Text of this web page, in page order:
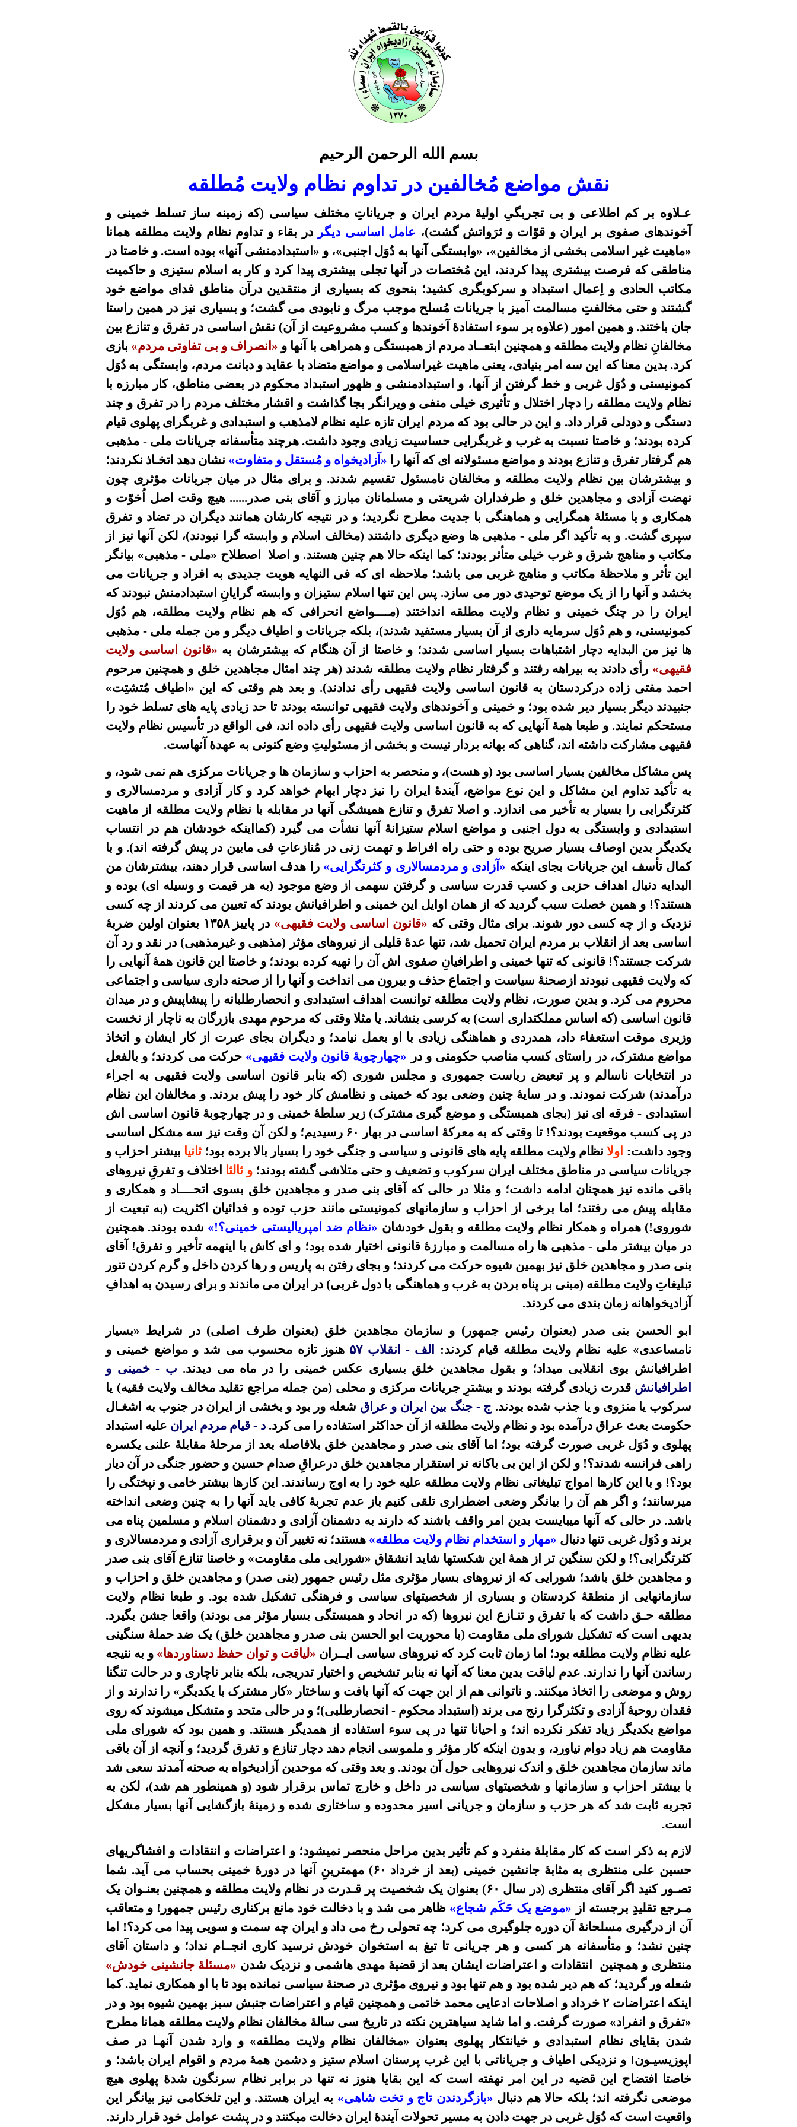
بسم الله الرحمن الرحيم
نقش مواضع مُخالفین در تداوم نظام ولایت مُطلقه
عـلاوه بر کم اطلاعی و بی تجربگیِ اولیۀ مردم ایران و جریاناتِ مختلف سیاسی (که زمینه ساز تسلط خمینی و
آخوندهای صفوی بر ایران و قوّات و ثرَواتش گشت)، عامل اساسی دیگردر بقاء و تداوم نظام ولایت مطلقه همانا
«ماهیت غیر اسلامی بخشی از مخالفین»، «وابستگی آنها به دُوَل اجنبی»، و «استبدادمنشی آنها» بوده است. و خاصتا در
مناطقی که فرصت بیشتری پیدا کردند، این مُختصات در آنها تجلی بیشتری پیدا کرد و کار به اسلام ستیزی و حاکمیت
مکاتب الحادی و اِعمال استبداد و سرکوبگری کشید؛ بنحوی که بسیاری از منتقدین درآن مناطق فدای مواضع خود
گشتند و حتی مخالفتِ مسالمت آمیز با جریانات مُسلح موجب مرگ و نابودی می گشت؛ و بسیاری نیز در همین راستا
جان باختند. و همین امور (علاوه بر سوء استفادۀ آخوندها و کسب مشروعیت از آن) نقش اساسی در تفرق و تنازع بین
مخالفانِ نظام ولایت مطلقه و همچنین ابتعــاد مردم از همبستگی و همراهی با آنها و «انصراف و بی تفاوتی مردم» بازی
کرد. بدین معنا که این سه امر بنیادی، یعنی ماهیت غیراسلامی و مواضع متضاد با عقاید و دیانت مردم، وابستگی به دُوَل
کمونیستی و دُوَل غربی و خط گرفتن از آنها، و استبدادمنشی و ظهور استبداد محکوم در بعضی مناطق، کار مبارزه با
نظام ولایت مطلقه را دچار اختلال و تأثیری خیلی منفی و ویرانگر بجا گذاشت و اقشار مختلف مردم را در تفرق و چند
دستگی و دودلی قرار داد. و این در حالی بود که مردم ایران تازه علیه نظام لامذهب و استبدادی و غربگرای پهلوی قیام
کرده بودند؛ و خاصتا نسبت به غرب و غربگرایی حساسیت زیادی وجود داشت. هرچند متأسفانه جریانات ملی - مذهبی
هم گرفتار تفرق و تنازع بودند و مواضع مسئولانه ای که آنها را «آزادیخواه و مُستقل و متفاوت» نشان دهد اتخـاذ نکردند؛
و بیشترشان بین نظام ولایت مطلقه و مخالفان نامسئول تقسیم شدند. و برای مثال در میان جریانات مؤثری چون
نهضت آزادی و مجاهدین خلق و طرفداران شریعتی و مسلمانان مبارز و آقای بنی صدر...... هیچ وقت اصل اُخوّت و
همکاری و یا مسئلۀ همگرایی و هماهنگی با جدیت مطرح نگردید؛ و در نتیجه کارشان همانند دیگران در تضاد و تفرق
سپری گشت. و به تأکید اگر ملی - مذهبی ها وضع دیگری داشتند (مخالف اسلام و وابسته گرا نبودند)، لکن آنها نیز از
مکاتب و مناهج شرق و غرب خیلی متأثر بودند؛ کما اینکه حالا هم چنین هستند. و اصلا اصطلاح «ملی - مذهبی» بیانگر
این تأثر و ملاحظۀ مکاتب و مناهج غربی می باشد؛ ملاحظه ای که فی النهایه هویت جدیدی به افراد و جریانات می
بخشد و آنها را از یک موضع توحیدی دور می سازد. پس این تنها اسلام ستیزان و وابسته گرایانِ استبدادمنش نبودند که
ایران را در چنگ خمینی و نظام ولایت مطلقه انداختند (مــــواضع انحرافی که هم نظام ولایت مطلقه، هم دُوَل
کمونیستی، و هم دُوَل سرمایه داری از آن بسیار مستفید شدند)، بلکه جریانات و اطیاف دیگر و من جمله ملی - مذهبی
ها نیز من البدایه دچار اشتباهات بسیار اساسی شدند؛ و خاصتا از آن هنگام که بیشترشان به «قانون اساسی ولایت
فقیهی» رأی دادند به بیراهه رفتند و گرفتار نظام ولایت مطلقه شدند (هر چند امثال مجاهدین خلق و همچنین مرحوم
احمد مفتی زاده درکردستان به قانون اساسی ولایت فقیهی رأی ندادند). و بعد هم وقتی که این «اطیاف مُتشتِت»
جنبیدند دیگر بسیار دیر شده بود؛ و خمینی و آخوندهای ولایت فقیهی توانسته بودند تا حد زیادی پایه های تسلط خود را
مستحکم نمایند. و طبعا همۀ آنهایی که به قانون اساسی ولایت فقیهی رأی داده اند، فی الواقع در تأسیس نظام ولایت
فقیهی مشارکت داشته اند، گناهی که بهانه بردار نیست و بخشی از مسئولیتِ وضع کنونی به عهدۀ آنهاست.
پس مشاکل مخالفین بسیار اساسی بود (و هست)، و منحصر به احزاب و سازمان ها و جریانات مرکزی هم نمی شود، و
به تأکید تداوم این مشاکل و این نوع مواضع، آیندۀ ایران را نیز دچار ابهام خواهد کرد و کار آزادی و مردمسالاری و
کثرتگرایی را بسیار به تأخیر می اندازد. و اصلا تفرق و تنازع همیشگی آنها در مقابله با نظام ولایت مطلقه از ماهیت
استبدادی و وابستگی به دول اجنبی و مواضع اسلام ستیزانۀ آنها نشأت می گیرد (کمااینکه خودشان هم در انتساب
یکدیگر بدین اوصاف بسیار صریح بوده و حتی راه افراط و تهمت زنی در مُنازعاتِ فی مابین در پیش گرفته اند). و با
کمال تأسف این جریانات بجای اینکه «آزادی و مردمسالاری و کثرتگرایی»را هدف اساسی قرار دهند، بیشترشان من
البدایه دنبال اهداف حزبی و کسب قدرت سیاسی و گرفتن سهمی از وضع موجود (به هر قیمت و وسیله ای) بوده و
هستند؟! و همین خصلت سبب گردید که از همان اوایل این خمینی و اطرافیانش بودند که تعیین می کردند از چه کسی
نزدیک و از چه کسی دور شوند. برای مثال وقتی که «قانون اساسی ولایت فقیهی» در پاييز ١٣ ۵
٨ بعنوان اولين ضربۀ
اساسى بعد از انقلاب بر مردم ایران تحمیل شد، تنها عدۀ قلیلی از نیروهای مؤثر (مذهبی و غیرمذهبی) در نقد و رد آن
شرکت جستند؟! قانونی که تنها خمینی و اطرافیانِ صفوی اش آن را تهیه کرده بودند؛ و خاصتا این قانون همۀ آنهايى را
که ولايت فقيهی نبودند ازصحنۀ سياست و اجتماع حذف و بيرون می انداخت و آنها را از صحنه دارى سياسى و اجتماعى
محروم می کرد. و بدین صورت، نظام ولایت مطلقه توانست اهداف استبدادی و انحصارطلبانه را پیشاپیش و در میدان
قانون اساسی (که اساس مملکتداری است) به کرسی بنشاند. یا مثلا وقتی که مرحوم مهدی بازرگان به ناچار از نخست
وزیری موقت استعفاء داد، همدردی و هماهنگی زیادی با او بعمل نیامد؛ و دیگران بجای عبرت از کار ایشان و اتخاذ
مواضع مشترک، در راستای کسب مناصب حکومتی و در «چهارچوبۀ قانون ولایت فقیهی»حرکت می کردند؛ و بالفعل
در انتخابات ناسالم و پر تبعیض ریاست جمهوری و مجلس شوری (که بنابر قانون اساسی ولایت فقیهی به اجراء
درآمدند) شرکت نمودند. و در سایۀ چنین وضعی بود که خمینی و نظامش کار خود را پیش بردند. و مخالفان این نظام
استبدادی - فرقه ای نیز (بجای همبستگی و موضع گیری مشترک) زیر سلطۀ خمینی و در چهارچوبۀ قانون اساسی اش
در پی کسب موقعیت بودند؟! تا وقتی که به معرکۀ اساسی در بهار ۶۰ رسیدیم؛ و لکن آن وقت نیز سه مشکل اساسی
وجود داشت: اولانظام ولایت مطلقه پایه های قانونی و سیاسی و جنگی خود را بسیار بالا برده بود؛ثانیا بیشتر احزاب و
جریانات سیاسی در مناطق مختلف ایران سرکوب و تضعیف و حتی متلاشی گشته بودند؛و ثالثا اختلاف و تفرقِ نیروهای
باقی مانده نیز همچنان ادامه داشت؛ و مثلا در حالی که آقای بنی صدر و مجاهدین خلق بسوی اتحــــاد و همکاری و
مقابله پیش می رفتند؛ اما برخی از احزاب و سازمانهای کمونیستی مانند حزب توده و فدائیان اکثریت (به تبعیت از
شوروی!) همراه و همکار نظام ولایت مطلقه و بقول خودشان «نظام ضد امپریالیستی خمینی؟!» شده بودند. همچنین
در میان بیشتر ملی - مذهبی ها راه مسالمت و مبارزۀ قانونی اختیار شده بود؛ و ای کاش با اینهمه تأخیر و تفرق! آقای
بنی صدر و مجاهدین خلق نیز بهمین شیوه حرکت می کردند؛ و بجای رفتن به پاریس و رها کردن داخل و گرم کردن تنور
تبلیغاتِ ولایت مطلقه (مبنی بر پناه بردن به غرب و هماهنگی با دول غربی) در ایران می ماندند و برای رسیدن به اهدافِ
آزادیخواهانه زمان بندی می کردند.
ابو الحسن بنی صدر (بعنوان رئیس جمهور) و سازمان مجاهدین خلق (بعنوان طرف اصلی) در شرایط «بسیار
نامساعدی» علیه نظام ولایت مطلقه قیام کردند:
الف - انقلاب ۵۷
هنوز تازه محسوب می شد و مواضع خمینی و
اطرافیانش بوی انقلابی میداد؛ و بقول مجاهدین خلق بسیاری عکس خمینی را در ماه می دیدند. ب - خمینی و
اطرافیانشقدرت زیادی گرفته بودند و بیشترِ جریانات مرکزی و محلی (من جمله مراجع تقلید مخالف ولایت فقیه) یا
سرکوب یا منزوی و یا جذب شده بودند. ج - جنگ بین ایران و عراق شعله ور بود و بخشی از ایران در جنوب به اشغـال
حکومت بعث عراق درآمده بود و نظام ولایت مطلقه از آن حداکثر استفاده را می کرد. د - قیام مردم ایران علیه استبداد
پهلوی و دُوَل غربی صورت گرفته بود؛ اما آقای بنی صدر و مجاهدین خلق بلافاصله بعد از مرحلۀ مقابلۀ علنی یکسره
راهی فرانسه شدند؟! و لکن از این بی باکانه تر استقرار مجاهدین خلق درعراقِ صدام حسین و حضور جنگی در آن دیار
بود؟! و با این کارها امواج تبلیغاتی نظام ولایت مطلقه علیه خود را به اوج رساندند. این کارها بیشتر خامی و نپختگی را
میرسانند؛ و اگر هم آن را بیانگر وضعی اضطراری تلقی کنیم باز عدم تجربۀ کافی باید آنها را به چنین وضعی انداخته
باشد. در حالی که آنها میبایست بدین امر واقف باشند که دارند به دشمنان آزادی و دشمنان اسلام و مسلمین پناه می
برند و دُوَل غربی تنها دنبال «مهار و استخدام نظام ولایت مطلقه» هستند؛ نه تغییر آن و برقراری آزادی و مردمسالاری و
کثرتگرایی؟! و لکن سنگین تر از همۀ این شکستها شاید انشقاق «شورایی ملی مقاومت» و خاصتا تنازع آقای بنی صدر
و مجاهدین خلق باشد؛ شورایی که از نیروهای بسیار مؤثری مثل رئیس جمهور (بنی صدر) و مجاهدین خلق و احزاب و
سازمانهایی از منطقۀ کردستان و بسیاری از شخصیتهای سیاسی و فرهنگی تشکیل شده بود. و طبعا نظام ولایت
مطلقه حـق داشت که با تفرق و تنـازع این نیروها (که در اتحاد و همبستگی بسیار مؤثر می بودند) واقعا جشن بگیرد.
بدیهی است که تشکیل شورای ملی مقاومت (با محوریت ابو الحسن بنی صدر و مجاهدین خلق) یک ضد حملۀ سنگینی
علیه نظام ولایت مطلقه بود؛ اما زمان ثابت کرد که نیروهای سیاسی ایــران «لیاقت و توان حفظ دستاوردها» و به نتیجه
رساندن آنها را ندارند. عدم لیاقت بدین معنا که آنها نه بنابر تشخیص و اختیار تدریجی، بلکه بنابر ناچاری و در حالت تنگنا
روش و موضعی را اتخاذ میکنند. و ناتوانی هم از این جهت که آنها بافت و ساختار «کار مشترک با یکدیگر» را ندارند و از
فقدان روحیۀ آزادی و تکثرگرا رنج می برند (استبداد محکوم - انحصارطلبی)؛ و در حالی متحد و متشکل میشوند که روی
مواضع یکدیگر زیاد تفکر نکرده اند؛ و احیانا تنها در پی سوء استفاده از همدیگر هستند. و همین بود که شورای ملی
مقاومت هم زیاد دوام نیاورد، و بدون اینکه کار مؤثر و ملموسی انجام دهد دچار تنازع و تفرق گردید؛ و آنچه از آن باقی
ماند سازمان مجاهدین خلق و اندک نیروهایی حول آن بودند. و بعد وقتی که موحدین آزادیخواه به صحنه آمدند سعی شد
با بیشتر احزاب و سازمانها و شخصیتهای سیاسی در داخل و خارج تماس برقرار شود (و همینطور هم شد)، لکن به
تجربه ثابت شد که هر حزب و سازمان و جریانی اسیر محدوده و ساختاری شده و زمینۀ بازگشایی آنها بسیار مشکل
است.
لازم به ذکر است که کار مقابلۀ منفرد و کم تأثیر بدین مراحل منحصر نمیشود؛ و اعتراضات و انتقادات و افشاگریهای
حسین علی منتظری به مثابۀ جانشین خمینی (بعد از خرداد ۶۰) مهمترینِ آنها در دورۀ خمینی بحساب می آید. شما
تصـور کنید اگر آقای منتظری (در سال ۶۰) بعنوان یک شخصیت پر قـدرت در نظام ولایت مطلقه و همچنین بعنـوان یک
مـرجع تقلیدِ برجسته از «موضع یک حَکَم شجاع» ظاهر می شد و با دخالت خود مانع برکناری رئیس جمهور! و متعاقب
آن از درگیری مسلحانۀ آن دوره جلوگیری می کرد؛ چه تحولی رخ می داد و ایران چه سمت و سویی پیدا می کرد؟! اما
چنین نشد؛ و متأسفانه هر کسی و هر جریانی تا تیغ به استخوان خودش نرسید کاری انجــام نداد؛ و داستان آقای
منتظری و همچنین
انتقادات و اعتراضات ایشان بعد از قضیۀ مهدی هاشمی و نزدیک شدن «مسئلۀ جانشینی خودش»
شعله ور گردید؛ که هم دیر شده بود و هم تنها بود و نیروی مؤثری در صحنۀ سیاسی نمانده بود تا با او همکاری نماید. کما
اینکه اعتراضات ۲ خرداد و اصلاحات ادعایی محمد خاتمی و همچنین قیام و اعتراضات جنبش سبز بهمین شیوه بود و در
«تفرق و انفراد» صورت گرفت. و اما شاید سیاهترین نکته در تاریخ سی سالۀ مخالفان نظام ولایت مطلقه همانا مطرح
شدن بقایای نظام استبدادی و خیانتکار پهلوی بعنوان «مخالفان نظام ولایت مطلقه» و وارد شدن آنهـا در صف
اپوزیسیـون! و نزدیکی اطیاف و جریاناتی با این غرب پرستان اسلام ستیز و دشمن همۀ مردم و اقوام ایران باشد؛ و
خاصتا افتضاح این قضیه در این امر نهفته است که این بقایا هنوز نه تنها در برابر نظام سرنگون شدۀ پهلوی هیچ
موضعی نگرفته اند؛ بلکه حالا هم دنبال «بازگردندن تاج و تخت شاهی» به ایران هستند. و این تلخکامی نیز بیانگر این
واقعیت است که دُوَل غربی در جهت دادن به مسیر تحولات آیندۀ ایران دخالت میکنند و در پشت عوامل خود قرار دارند.